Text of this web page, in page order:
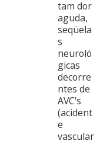
tam dor
aguda,
seqüela
s
neuroló
gicas
decorre
ntes de
AVC's
(acident
e
vascular